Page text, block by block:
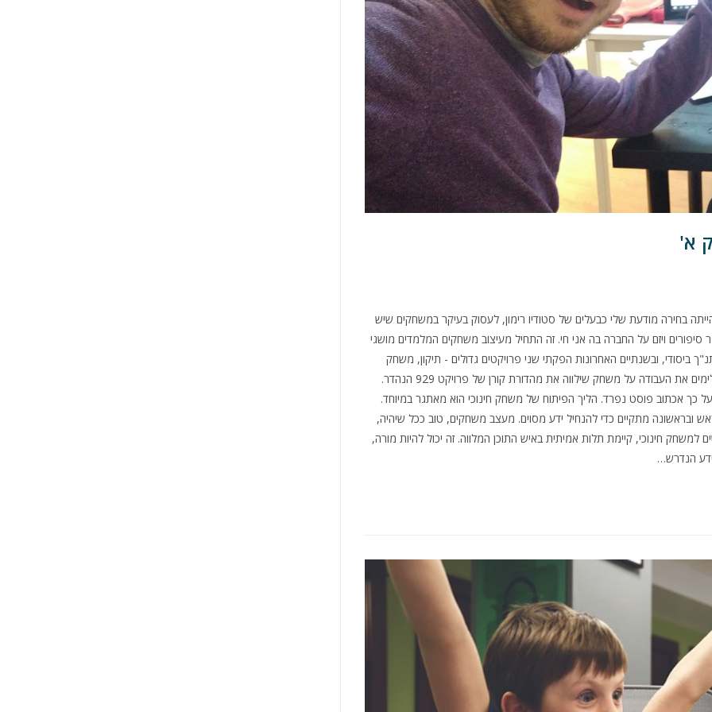
א'
בחירה מודעת שלי כבעלים של סטודיו רימון, לעסוק בעיקר במשחקים שיש
ויזם על החברה בה אני חי. זה התחיל מעיצוב משחקים המלמדים מושגי
ביסודי, ובשנתיים האחרונות הפקתי שני פרויקטים גדולים - תיקון, משחק
הרפתקאות המלמד ערכים אוניברסליים דרך נראטיב יהודי, ובימים אלו אנו משלימים את העבודה על משחק שילווה את מהדורת קורן של פרויקט 929 הנהדר.
כך אכתוב פוסט נפרד. הליך הפיתוח של משחק חינוכי הוא מאתגר במיוחד.
ובראשונה מתקיים כדי להנחיל ידע מסוים. מעצב משחקים, טוב ככל שיהיה,
חינוכי, קיימת תלות אמיתית באיש התוכן המלווה. זה יכול להיות מורה,
הנדרש…